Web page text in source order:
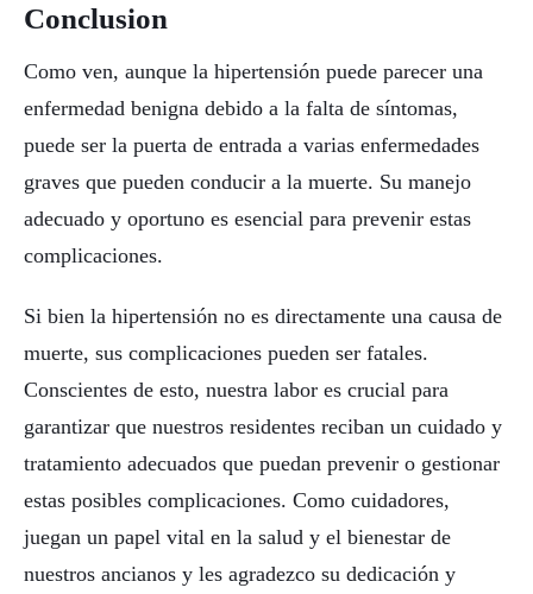
Conclusion
Como ven, aunque la hipertensión puede parecer una
enfermedad benigna debido a la falta de síntomas,
puede ser la puerta de entrada a varias enfermedades
graves que pueden conducir a la muerte. Su manejo
adecuado y oportuno es esencial para prevenir estas
complicaciones.
Si bien la hipertensión no es directamente una causa de
muerte, sus complicaciones pueden ser fatales.
Conscientes de esto, nuestra labor es crucial para
garantizar que nuestros residentes reciban un cuidado y
tratamiento adecuados que puedan prevenir o gestionar
estas posibles complicaciones. Como cuidadores,
juegan un papel vital en la salud y el bienestar de
nuestros ancianos y les agradezco su dedicación y